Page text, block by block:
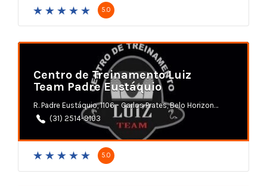
5.0
Centro de Treinamento Luiz
Team Padre Eustáquio
R. Padre Eustáquio, 1106 - Carlos Prates, Belo Horizonte - MG
(31) 2514-9103
5.0